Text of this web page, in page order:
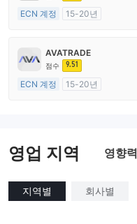
ECN 계정
15-20년
마스터 레이블 MT4
AVATRADE
점수 9.51
ECN 계정
15-20년
영업 지역 영향력
지역별 회사별